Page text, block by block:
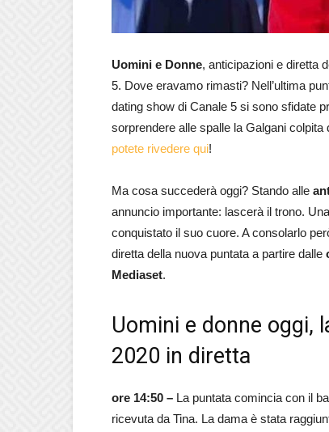
Uomini e Donne, anticipazioni e diretta
5. Dove eravamo rimasti? Nell’ultima
dating show di Canale 5 si sono sfidate
sorprendere alle spalle la Galgani colpita
potete rivedere qui!
Ma cosa succederà oggi? Stando alle
annuncio importante: lascerà il trono.
conquistato il suo cuore. A consolarlo
diretta della nuova puntata a partire dalle
Mediaset.
Uomini e donne oggi,
2020 in diretta
ore 14:50 – La puntata comincia con il
ricevuta da Tina. La dama è stata